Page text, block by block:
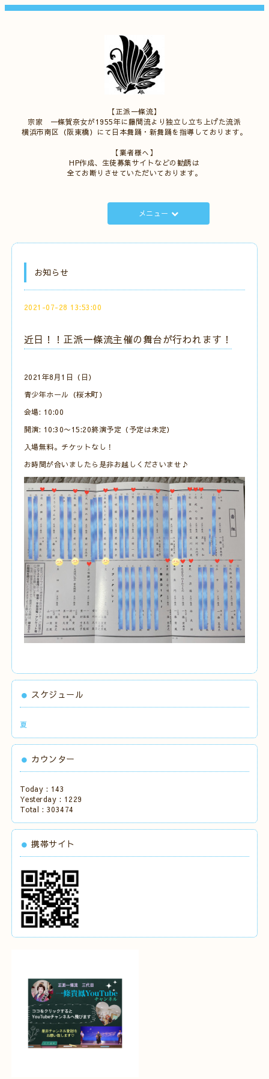
【正派一條流】
宗家 一條賀奈女が1955年に藤間流より独立し立ち上げた流派
横浜市南区（阪東橋）にて日本舞踊・新舞踊を指導しております。
【業者様へ】
HP作成、生徒募集サイトなどの勧誘は
全てお断りさせていただいております。
メニュー
お知らせ
2021-07-28 13:53:00
近日！！正派一條流主催の舞台が行われます！
2021年8月1日（日）
青少年ホール（桜木町）
会場: 10:00
開演: 10:30〜15:20終演予定（予定は未定）
入場無料。チケットなし！
お時間が合いましたら是非お越しくださいませ♪
スケジュール
夏
カウンター
Today : 143
Yesterday : 1229
Total : 303474
携帯サイト